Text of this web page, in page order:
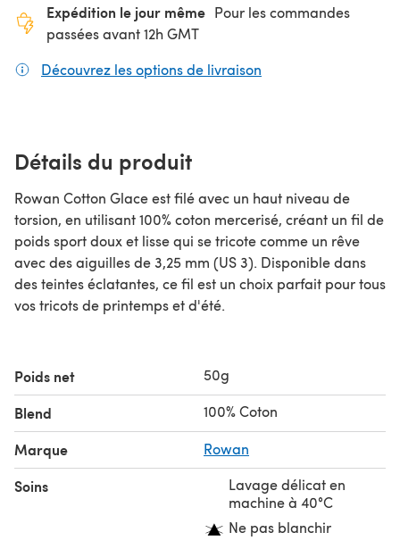
Expédition le jour même Pour les commandes
passées avant 12h GMT
Découvrez les options de livraison
Détails du produit
Rowan Cotton Glace est filé avec un haut niveau de
torsion, en utilisant 100% coton mercerisé, créant un fil de
poids sport doux et lisse qui se tricote comme un rêve
avec des aiguilles de 3,25 mm (US 3). Disponible dans
des teintes éclatantes, ce fil est un choix parfait pour tous
vos tricots de printemps et d'été.
Poids net 50g
Blend 100% Coton
Marque Rowan
Soins
Lavage délicat en
machine à 40°C
Ne pas blanchir